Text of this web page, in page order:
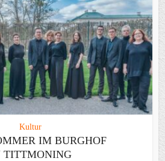
Kultur
IM BURGHOF
TITTMONING